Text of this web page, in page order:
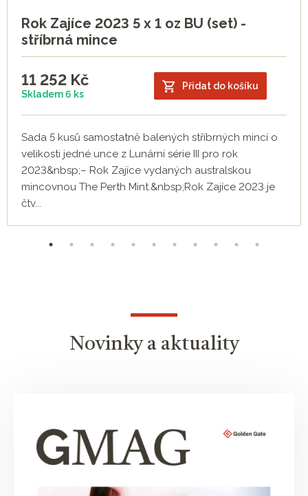
Rok Zajíce 2023 5 x 1 oz BU (set) -
stříbrná mince
11 252 Kč
Skladem 6 ks
Přidat do košíku
Sada 5 kusů samostatně balených stříbrných mincí o
velikosti jedné unce z Lunární série III pro rok
2023&nbsp;– Rok Zajíce vydaných australskou
mincovnou The Perth Mint.&nbsp;Rok Zajíce 2023 je
čtv...
Novinky a aktuality